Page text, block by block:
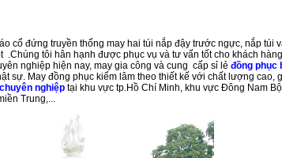
cổ đứng truyền thống may hai túi nắp đậy trước ngực, nắp túi
tôi hân hạnh được phục vụ và tư vấn tốt cho khách
nghiệp hiện nay, may gia công và cung cấp sỉ lẻ đồng phục
sự. May đồng phục kiểm lâm theo thiết kế với chất lượng cao,
nghiệp tại khu vực tp.Hồ Chí Minh, khu vực Đông Nam
Trung,...